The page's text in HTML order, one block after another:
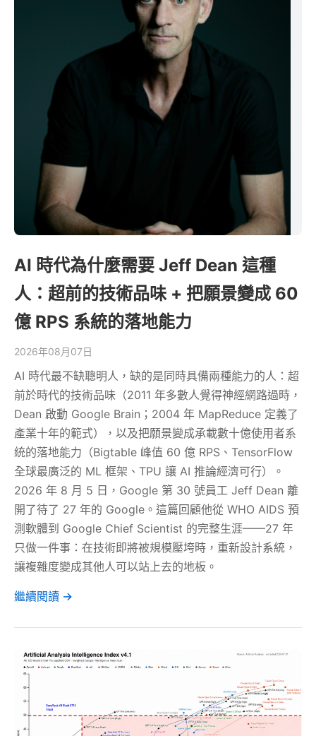
AI 時代為什麼需要 Jeff Dean 這種
人：超前的技術品味 + 把願景變成 60
億 RPS 系統的落地能力
2026年08月07日
AI 時代最不缺聰明人，缺的是同時具備兩種能力的人：超
前於時代的技術品味（2011 年多數人覺得神經網路過時，
Dean 啟動 Google Brain；2004 年 MapReduce 定義了
產業十年的範式），以及把願景變成承載數十億使用者系
統的落地能力（Bigtable 峰值 60 億 RPS、TensorFlow
全球最廣泛的 ML 框架、TPU 讓 AI 推論經濟可行）。
2026 年 8 月 5 日，Google 第 30 號員工 Jeff Dean 離
開了待了 27 年的 Google。這篇回顧他從 WHO AIDS 預
測軟體到 Google Chief Scientist 的完整生涯——27 年
只做一件事：在技術即將被規模壓垮時，重新設計系統，
讓複雜度變成其他人可以站上去的地板。
繼續閱讀 →